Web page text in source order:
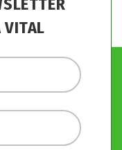
bez uciszania
logicznego myślenia.
w mózgu
się o 21 dniach,
VITAL